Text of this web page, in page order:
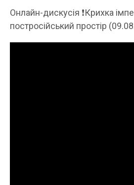
Онлайн-дискусія ❗️Крихка
постросійський простір